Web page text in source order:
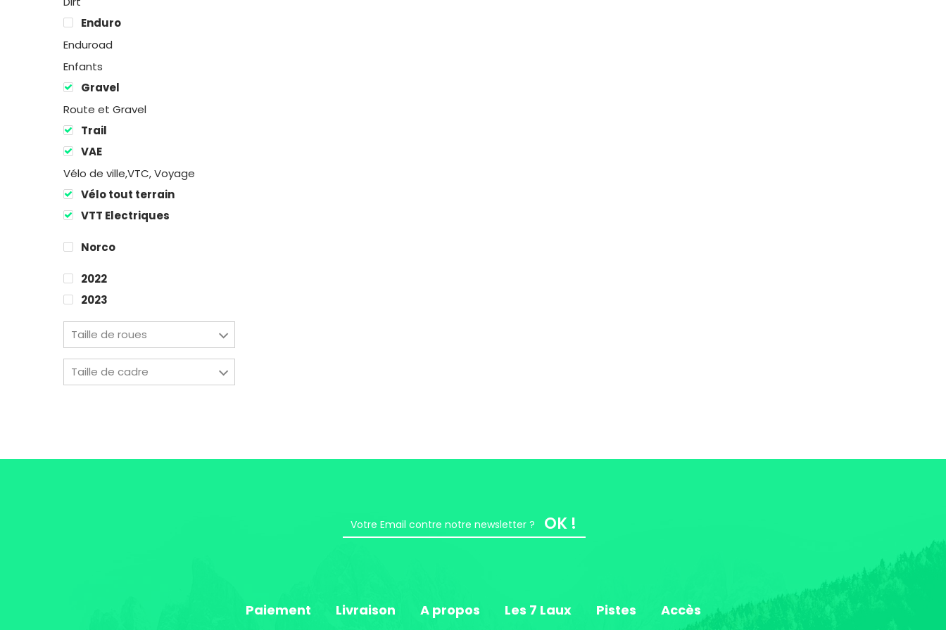
Enduro
Enduroad
Enfants
Gravel
Route et Gravel
Trail
VAE
Vélo de ville,VTC, Voyage
Vélo tout terrain
VTT Electriques
Norco
2022
2023
Taille de roues
Taille de cadre
OK !
Paiement Livraison A propos Les 7 Laux Pistes Accès